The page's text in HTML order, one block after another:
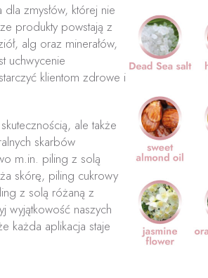
zmysłów, której nie
produkty powstają z
alg oraz minerałów,
uchwycenie
klientom zdrowe i
ale także
skarbów
m.in. piling z solą
skórę, piling cukrowy
z solą różaną z
wyjątkowość naszych
każda aplikacja staje